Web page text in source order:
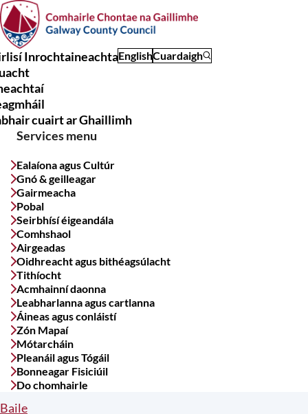
Skip
to
main
content
InrochtaineachtaEnglishCuardaigh
Main
navigation
cuairt ar Ghaillimh
Services menu
Ealaíona agus Cultúr
Gnó & geilleagar
Gairmeacha
Pobal
Seirbhísí éigeandála
Comhshaol
Airgeadas
Oidhreacht agus bithéagsúlacht
Tithíocht
Acmhainní daonna
Leabharlanna agus cartlanna
Áineas agus conláistí
Zón Mapaí
Mótarcháin
Pleanáil agus Tógáil
Bonneagar Fisiciúil
Do chomhairle
Baile